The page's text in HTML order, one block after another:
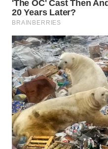
PRIANGAN
TIMUR
WN
SEMARANG
WN
SOLO
WN
BOROBUDUR